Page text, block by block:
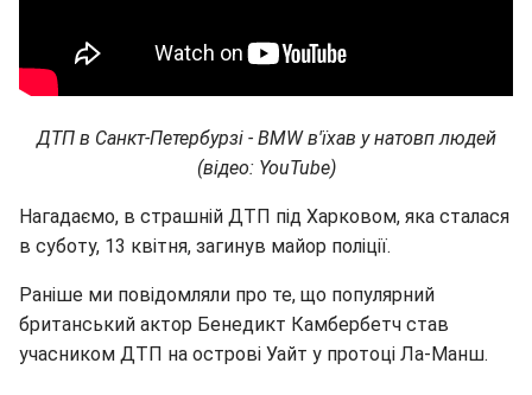
ДТП в Санкт-Петербурзі - BMW в'їхав у натовп людей
(відео: YouTube)
Нагадаємо, в страшній ДТП під Харковом, яка сталася
в суботу, 13 квітня, загинув майор поліції.
Раніше ми повідомляли про те, що популярний
британський актор Бенедикт Камбербетч став
учасником ДТП на острові Уайт у протоці Ла-Манш.